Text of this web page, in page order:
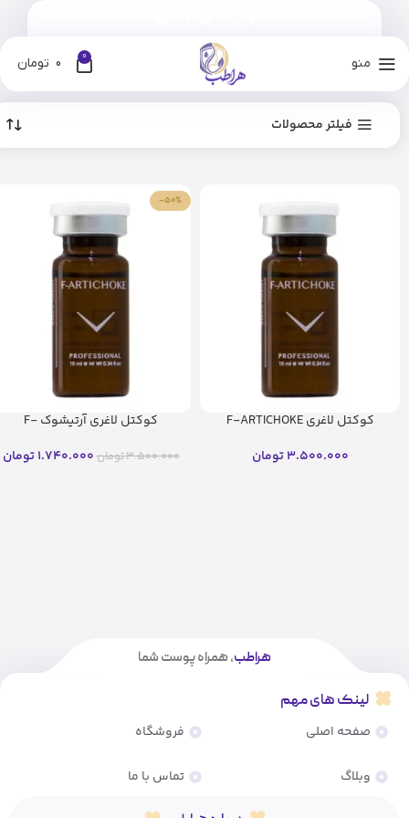
منو 0
0 تومان
فیلتر محصولات
کوکتل لاغری F-ARTICHOKE
3.500.000 تومان
-50%
کوکتل لاغری آرتیشوک F-
3.500.000تومان1.740.000 تومان
هراطب، همراه پوست شما
لینک های مهم
صفحه اصلی
وبلاگ
فروشگاه
تماس با ما